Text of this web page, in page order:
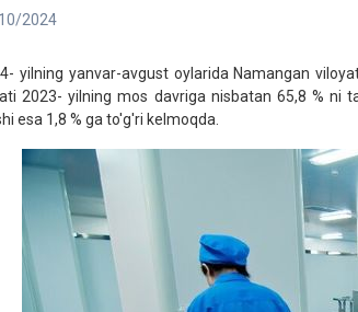
2024
yilning yanvar-avgust oylarida Namangan
2023- yilning mos davriga nisbatan 65,8 % ni
esa 1,8 % ga to'g'ri kelmoqda.